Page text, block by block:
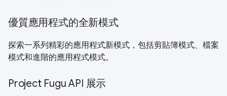
優質應用程式的全新模式
探索一系列精彩的應用程式新模式，包括剪貼簿模式、檔案
模式和進階的應用程式模式。
Project Fugu API 展示